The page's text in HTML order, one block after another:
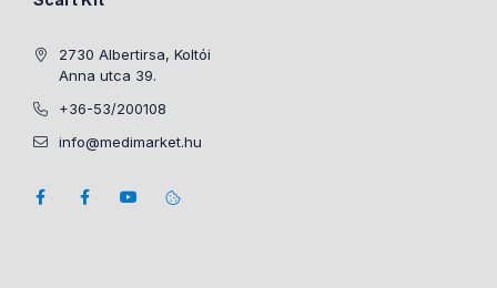
2730 Albertirsa, Koltói
Anna utca 39.
+36-53/200108
info@medimarket.hu